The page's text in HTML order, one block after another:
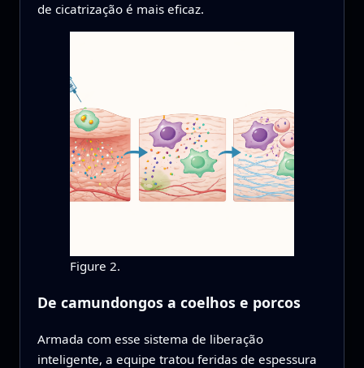
de cicatrização é mais eficaz.
Figure 2.
De camundongos a coelhos e porcos
Armada com esse sistema de liberação
inteligente, a equipe tratou feridas de espessura